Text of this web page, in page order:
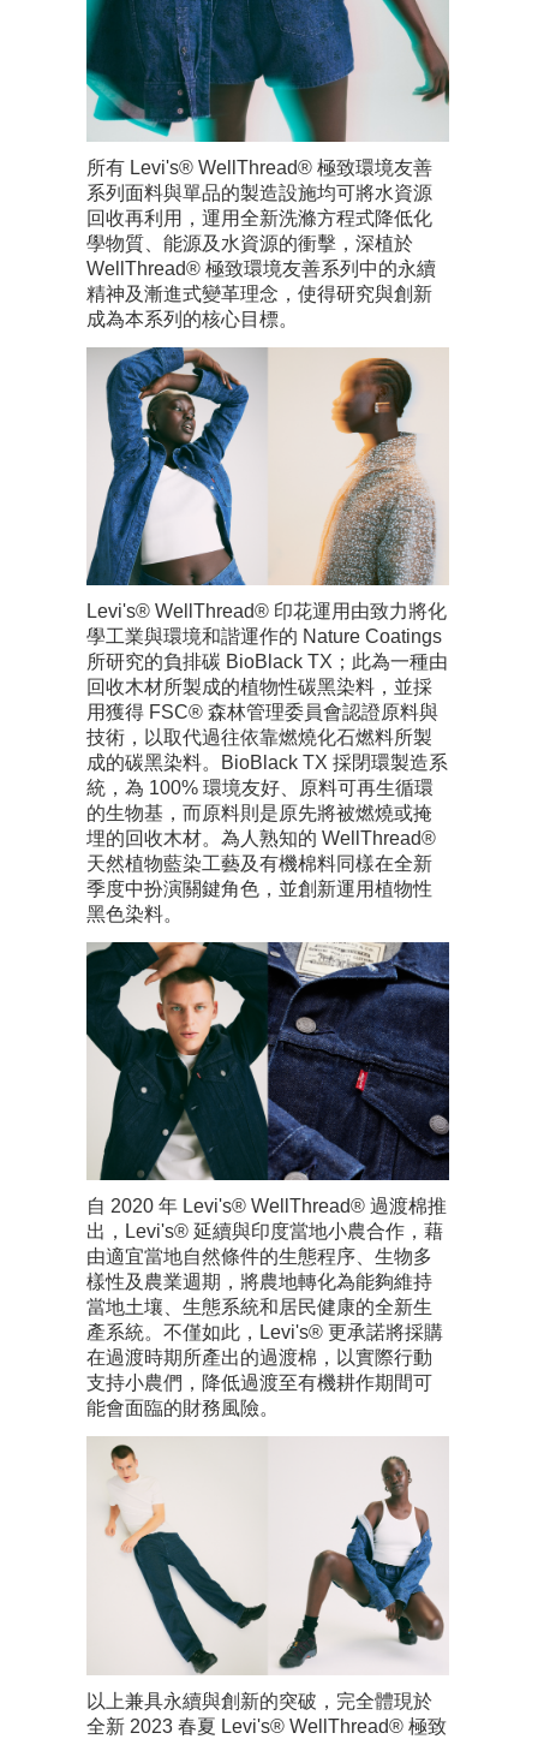
所有 Levi's® WellThread® 極致環境友善
系列面料與單品的製造設施均可將水資源
回收再利用，運用全新洗滌方程式降低化
學物質、能源及水資源的衝擊，深植於
WellThread® 極致環境友善系列中的永續
精神及漸進式變革理念，使得研究與創新
成為本系列的核心目標。
Levi's® WellThread® 印花運用由致力將化
學工業與環境和諧運作的 Nature Coatings
所研究的負排碳 BioBlack TX；此為一種由
回收木材所製成的植物性碳黑染料，並採
用獲得 FSC® 森林管理委員會認證原料與
技術，以取代過往依靠燃燒化石燃料所製
成的碳黑染料。BioBlack TX 採閉環製造系
統，為 100% 環境友好、原料可再生循環
的生物基，而原料則是原先將被燃燒或掩
埋的回收木材。為人熟知的 WellThread®
天然植物藍染工藝及有機棉料同樣在全新
季度中扮演關鍵角色，並創新運用植物性
黑色染料。
自 2020 年 Levi's® WellThread® 過渡棉推
出，Levi's® 延續與印度當地小農合作，藉
由適宜當地自然條件的生態程序、生物多
樣性及農業週期，將農地轉化為能夠維持
當地土壤、生態系統和居民健康的全新生
產系統。不僅如此，Levi's® 更承諾將採購
在過渡時期所產出的過渡棉，以實際行動
支持小農們，降低過渡至有機耕作期間可
能會面臨的財務風險。
以上兼具永續與創新的突破，完全體現於
全新 2023 春夏 Levi's® WellThread® 極致